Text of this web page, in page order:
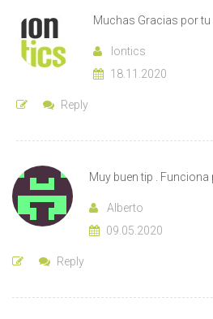
Muchas Gracias por tu
Iontics
18.11.2020
Reply
Muy buen tip . Funciona
Alberto
09.05.2020
Reply